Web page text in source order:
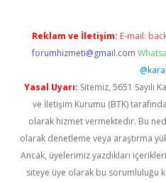
Reklam ve İletişim: E-mail:
forumhizmeti@gmail.com
Yasal Uyarı: Sitemiz, 5651 Sayılı
ve İletişim Kurumu (BTK)
olarak hizmet vermektedir. Bu
olarak denetleme veya araştırma
Ancak, üyelerimiz yazdıkları
siteye üye olarak bu sorumluluğu